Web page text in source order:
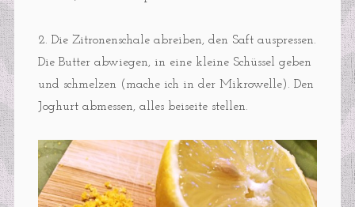
2. Die Zitronenschale abreiben, den Saft auspressen.
Die Butter abwiegen, in eine kleine Schüssel geben
und schmelzen (mache ich in der Mikrowelle). Den
Joghurt abmessen, alles beiseite stellen.